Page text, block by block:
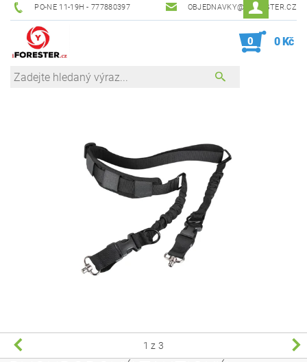
PO-NE 11-19H - 777880397 OBJEDNAVKY@IFORESTER.CZ
0 0 Kč
1 z 3